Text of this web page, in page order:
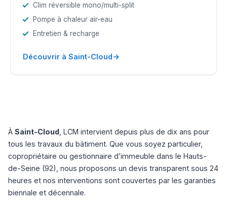
Clim réversible mono/multi-split
Pompe à chaleur air-eau
Entretien & recharge
Découvrir à Saint-Cloud→
À Saint-Cloud , LCM intervient depuis plus de dix ans pour
tous les travaux du bâtiment. Que vous soyez particulier,
copropriétaire ou gestionnaire d’immeuble dans le Hauts-
de-Seine (92), nous proposons un devis transparent sous 24
heures et nos interventions sont couvertes par les garanties
biennale et décennale.